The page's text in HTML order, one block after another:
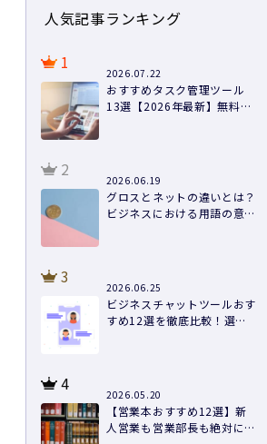
人気記事ランキング
1
2026.07.22
おすすめタスク管理ツール
13選【2026年最新】無料あ
2
2026.06.19
グロスとネットの違いとは？
ビジネスにおける用語の意味
3
2026.06.25
ビジネスチャットツールおす
すめ12選を徹底比較！選び
4
2026.05.20
【営業本おすすめ12選】新
人営業も営業部長も絶対に読